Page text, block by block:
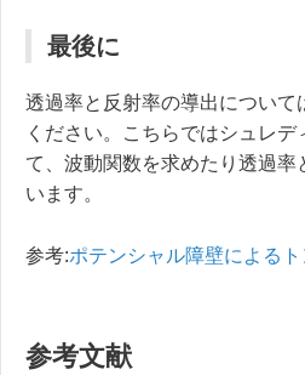
最後に
透過率と反射率の導出について
ください。こちらではシュレデ
て、波動関数を求めたり透過率
います。
参考:ポテンシャル障壁による
参考文献